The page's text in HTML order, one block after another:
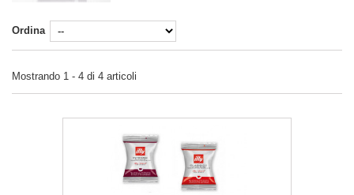
Ordina
Mostrando 1 - 4 di 4 articoli